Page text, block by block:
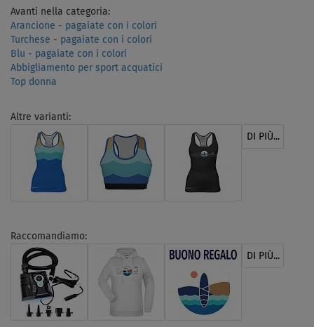
Avanti nella categoria:
Arancione - pagaiate con i colori
Turchese - pagaiate con i colori
Blu - pagaiate con i colori
Abbigliamento per sport acquatici
Top donna
Altre varianti:
DI PIÙ...
Raccomandiamo:
DI PIÙ...